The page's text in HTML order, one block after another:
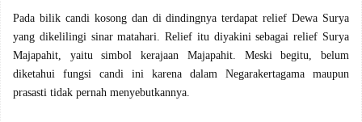
Pada bilik candi kosong dan di dindingnya terdapat relief Dewa Surya
yang dikelilingi sinar matahari. Relief itu diyakini sebagai relief Surya
Majapahit, yaitu simbol kerajaan Majapahit. Meski begitu, belum
diketahui fungsi candi ini karena dalam Negarakertagama maupun
prasasti tidak pernah menyebutkannya.